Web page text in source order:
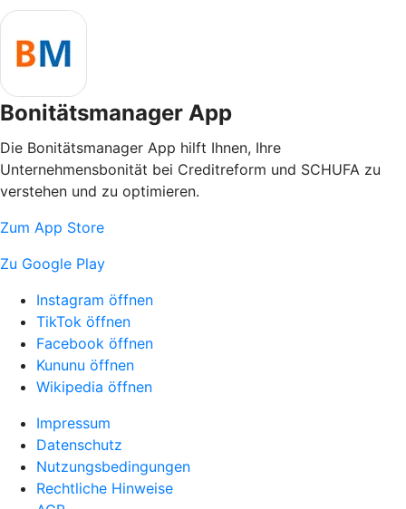
Bonitätsmanager App
Die Bonitätsmanager App hilft Ihnen, Ihre
Unternehmensbonität bei Creditreform und SCHUFA zu
verstehen und zu optimieren.
Zum App Store
Zu Google Play
Instagram öffnen
TikTok öffnen
Facebook öffnen
Kununu öffnen
Wikipedia öffnen
Impressum
Datenschutz
Nutzungsbedingungen
Rechtliche Hinweise